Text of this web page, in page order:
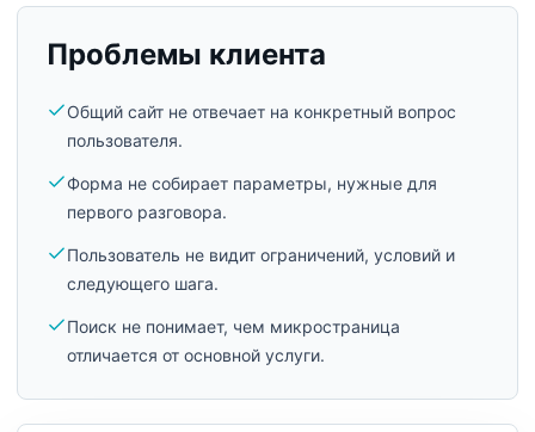
Проблемы клиента
Общий сайт не отвечает на конкретный вопрос
пользователя.
Форма не собирает параметры, нужные для
первого разговора.
Пользователь не видит ограничений, условий и
следующего шага.
Поиск не понимает, чем микространица
отличается от основной услуги.